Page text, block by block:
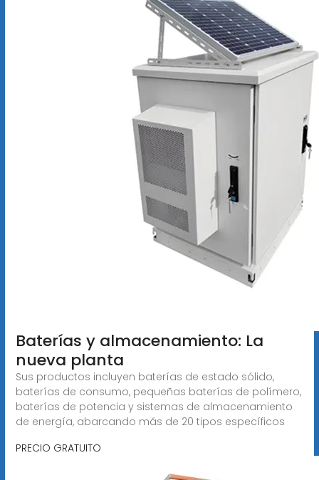
Baterías y almacenamiento: La
nueva planta
Sus productos incluyen baterías de estado sólido,
baterías de consumo, pequeñas baterías de polímero,
baterías de potencia y sistemas de almacenamiento
de energía, abarcando más de 20 tipos específicos
PRECIO GRATUITO